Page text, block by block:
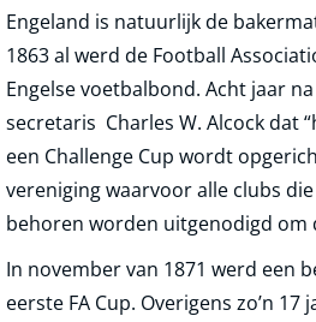
Engeland is natuurlijk de
1863 al werd de Football
Engelse voetbalbond. Acht jaar
secretaris Charles W. Alcock dat
een Challenge Cup wordt
vereniging waarvoor alle clubs
behoren worden uitgenodigd om
In november van 1871 werd een
eerste FA Cup. Overigens zo’n